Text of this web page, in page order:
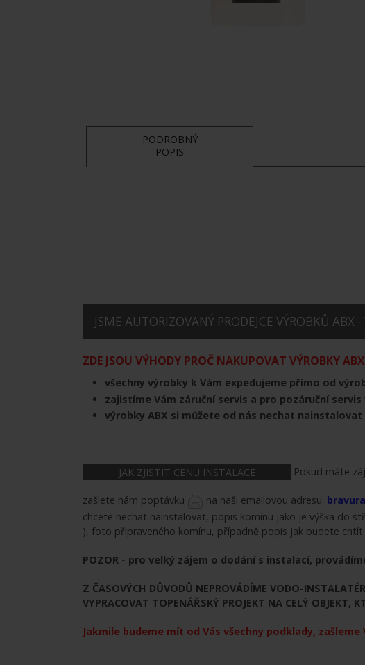
PODROBNÝ
POPIS
JSME AUTORIZOVANÝ PRODEJCE VÝROBKŮ
ZDE JSOU VÝHODY PROČ NAKUPOVAT VÝROBKY
všechny výrobky k Vám expedujeme přímo od
zajistíme Vám záruční servis a pro pozáruční servis
výrobky ABX si můžete od nás nechat nainstalovat
JAK ZJISTIT CENU INSTALACE Pokud máte
zašlete nám poptávku na naši emailovou adresu:
chcete nechat nainstalovat, popis komínu jako je výška do
), foto připraveného komínu, případně popis jak budete
POZOR - pro velký zájem o dodání s instalací,
Z ČASOVÝCH DŮVODŮ NEPROVÁDÍME VODO-
VYPRACOVAT TOPENÁŘSKÝ PROJEKT NA CELÝ OBJEKT,
Jakmile budeme mít od Vás všechny podklady,